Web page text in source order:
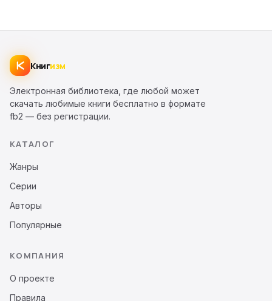
Книгизм
Электронная библиотека, где любой может
скачать любимые книги бесплатно в формате
fb2 — без регистрации.
КАТАЛОГ
Жанры
Серии
Авторы
Популярные
КОМПАНИЯ
О проекте
Правила